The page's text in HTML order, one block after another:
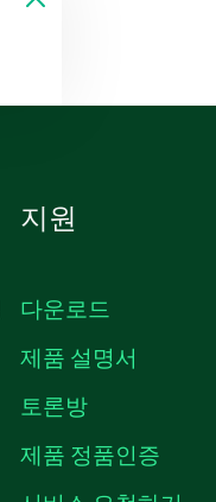
지원
다운로드
제품 설명서
토론방
제품 정품인증